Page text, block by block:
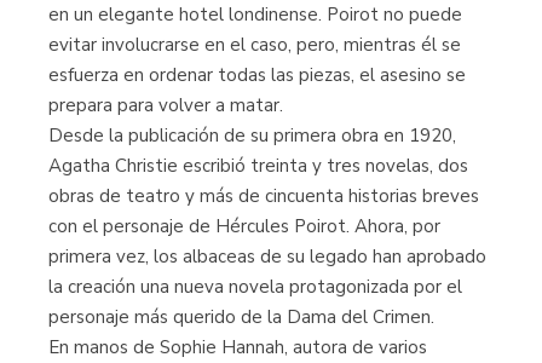
en un elegante hotel londinense. Poirot no puede
evitar involucrarse en el caso, pero, mientras él se
esfuerza en ordenar todas las piezas, el asesino se
prepara para volver a matar.
Desde la publicación de su primera obra en 1920,
Agatha Christie escribió treinta y tres novelas, dos
obras de teatro y más de cincuenta historias breves
con el personaje de Hércules Poirot. Ahora, por
primera vez, los albaceas de su legado han aprobado
la creación una nueva novela protagonizada por el
personaje más querido de la Dama del Crimen.
En manos de Sophie Hannah, autora de varios